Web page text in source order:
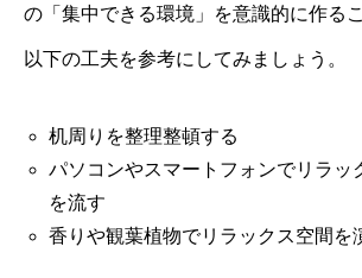
の「集中できる環境」を意識的に作る
以下の工夫を参考にしてみましょう。
机周りを整理整頓する
パソコンやスマートフォンでリラッ
を流す
香りや観葉植物でリラックス空間を